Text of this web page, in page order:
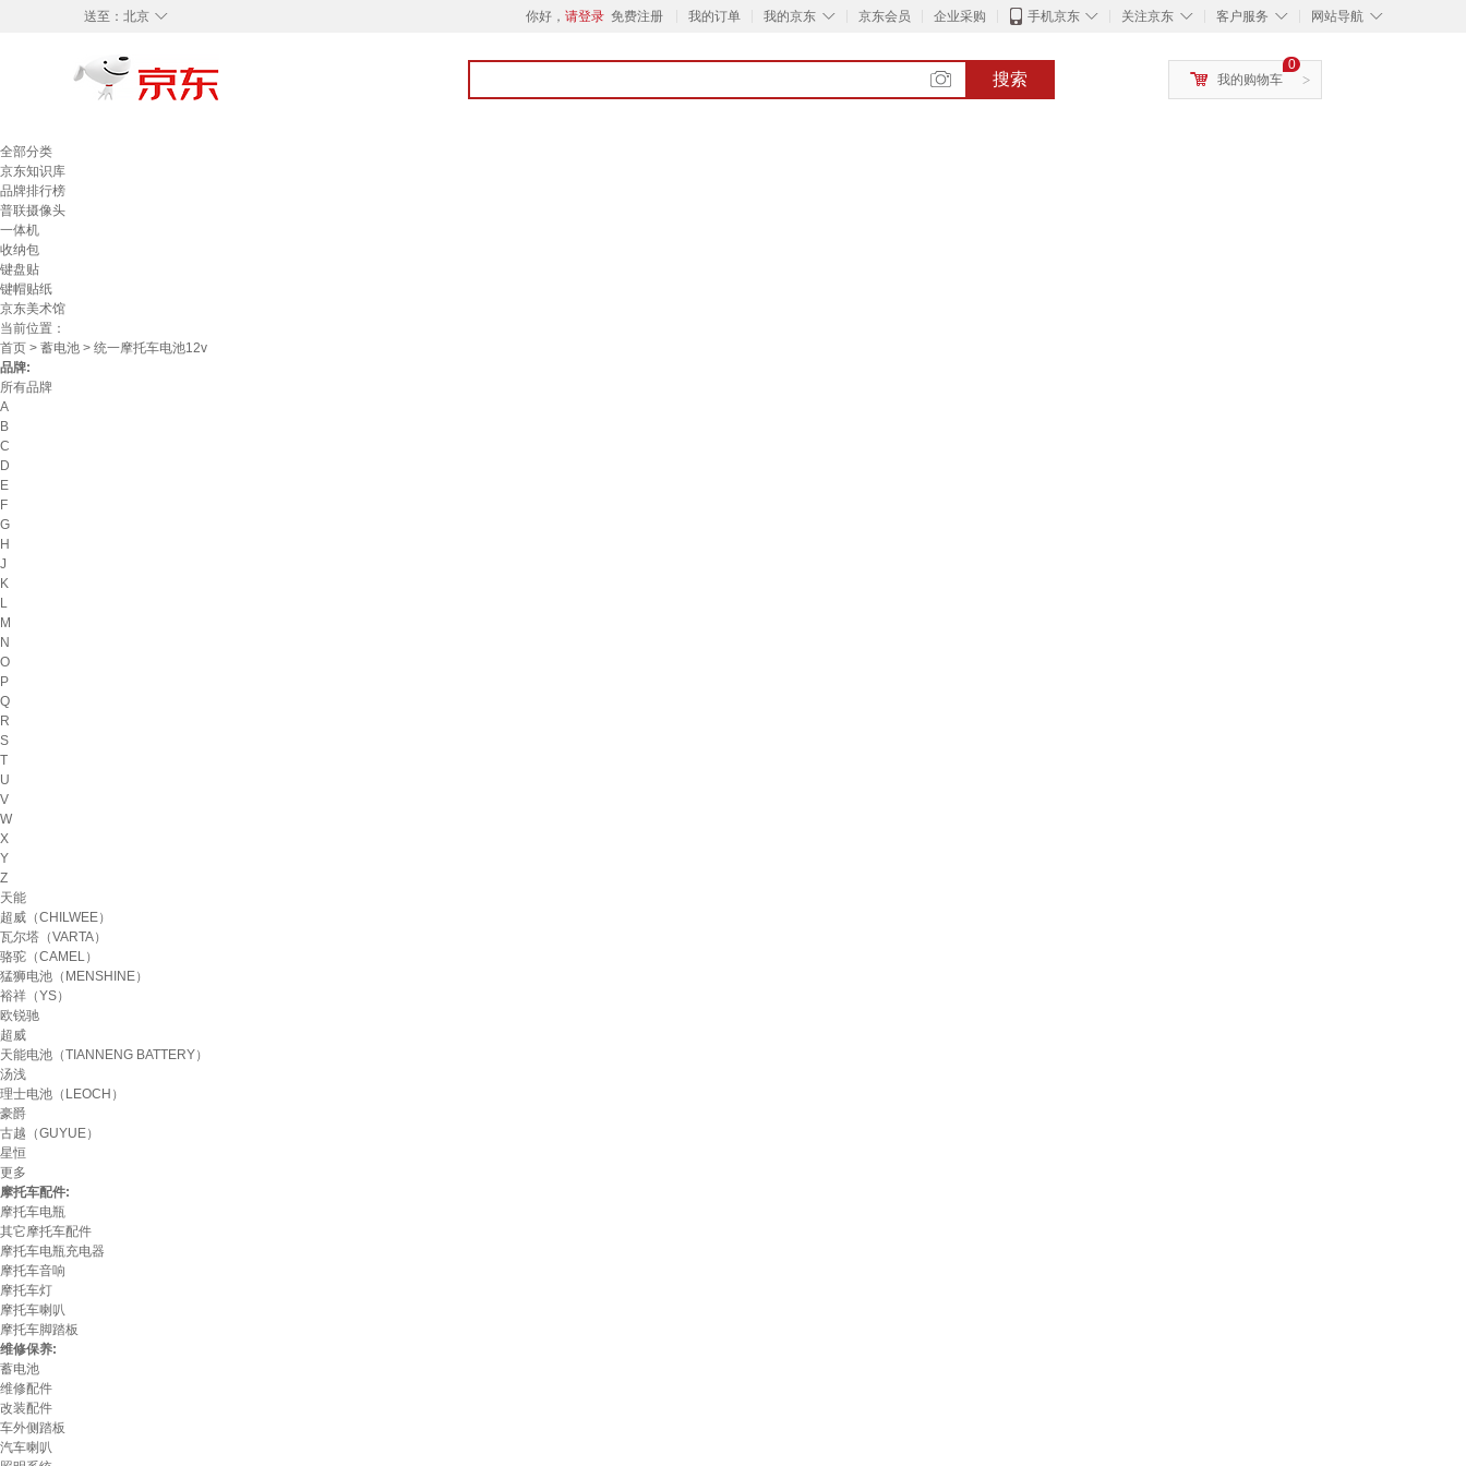
◇
送至： 北京 你好， 请登录 免费注册 我的订单 ◇
我的京东 京东会员 企业采购 ◇
手机京东 ◇
关注京东 ◇
客户服务 ◇
网站导航
搜索 >
0
我的购物车
全部分类
京东知识库
品牌排行榜
普联摄像头
一体机
收纳包
键盘贴
键帽贴纸
京东美术馆
当前位置：
首页 > 蓄电池 > 统一摩托车电池12v
品牌:
所有品牌
A
B
C
D
E
F
G
H
J
K
L
M
N
O
P
Q
R
S
T
U
V
W
X
Y
Z
天能
超威（CHILWEE）
瓦尔塔（VARTA）
骆驼（CAMEL）
猛狮电池（MENSHINE）
裕祥（YS）
欧锐驰
超威
天能电池（TIANNENG BATTERY）
汤浅
理士电池（LEOCH）
豪爵
古越（GUYUE）
星恒
更多
摩托车配件:
摩托车电瓶
其它摩托车配件
摩托车电瓶充电器
摩托车音响
摩托车灯
摩托车喇叭
摩托车脚踏板
维修保养:
蓄电池
维修配件
改装配件
车外侧踏板
汽车喇叭